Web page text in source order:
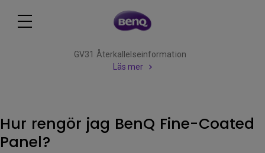
GV31 Återkallelseinformation
Läs mer
Hur rengör jag BenQ Fine-Coated
Panel?